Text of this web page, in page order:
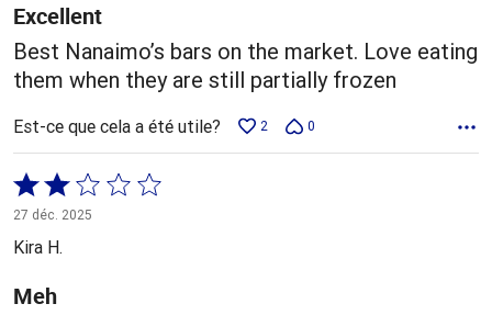
Excellent
Best Nanaimo’s bars on the market. Love eating
them when they are still partially frozen
Est-ce que cela a été utile? 2 0
Coté
2 sur
5
27 déc. 2025
Kira H.
Meh